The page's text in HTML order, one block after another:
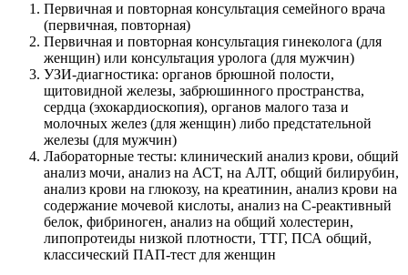
Первичная и повторная консультация семейного врача
(первичная, повторная)
Первичная и повторная консультация гинеколога (для
женщин) или консультация уролога (для мужчин)
УЗИ-диагностика: органов брюшной полости,
щитовидной железы, забрюшинного пространства,
сердца (эхокардиоскопия), органов малого таза и
молочных желез (для женщин) либо предстательной
железы (для мужчин)
Лабораторные тесты: клинический анализ крови, общий
анализ мочи, анализ на АСТ, на АЛТ, общий билирубин,
анализ крови на глюкозу, на креатинин, анализ крови на
содержание мочевой кислоты, анализ на С-реактивный
белок, фибриноген, анализ на общий холестерин,
липопротеиды низкой плотности, ТТГ, ПСА общий,
классический ПАП-тест для женщин